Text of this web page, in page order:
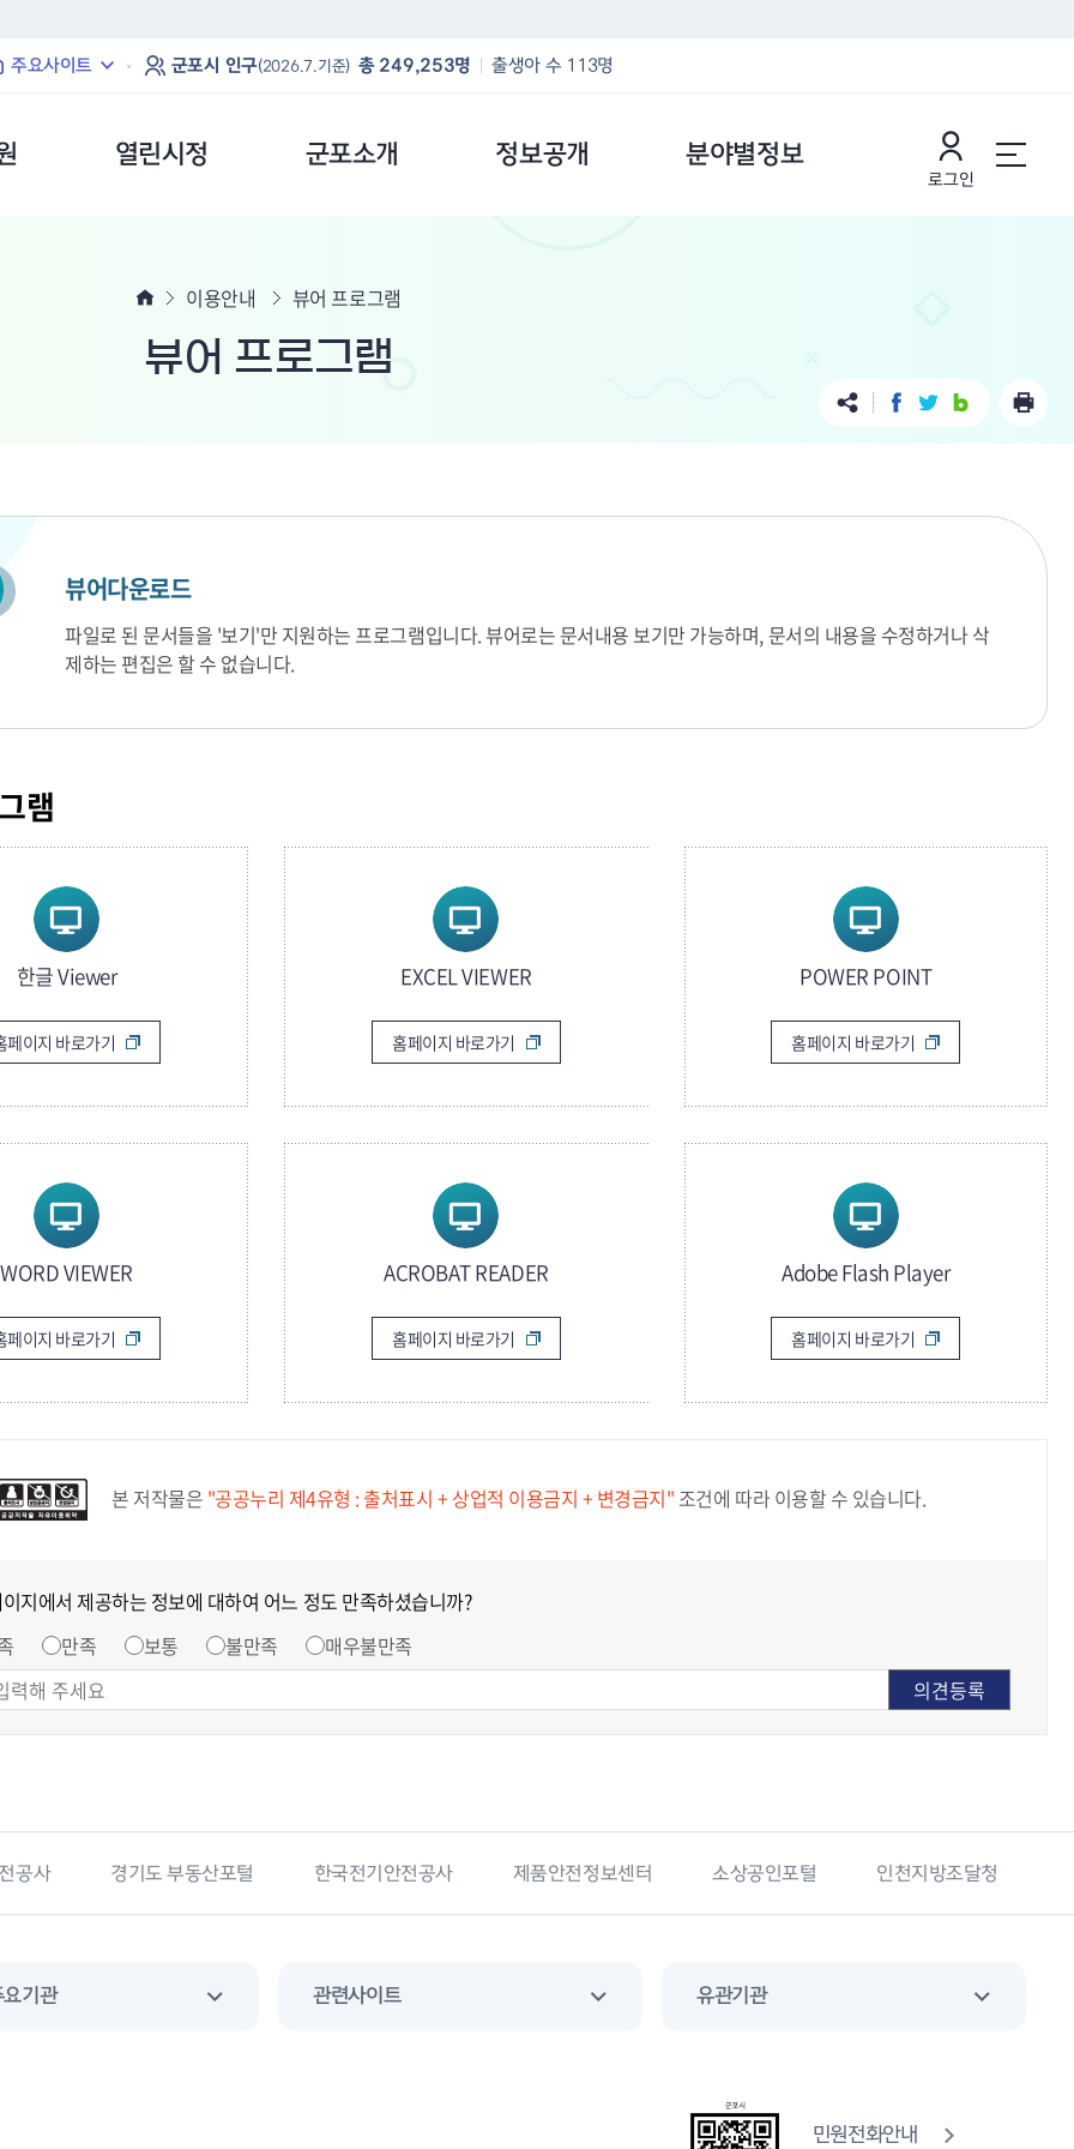
주요사이트 군포시 인구(2026.7.기준) 총 249,253명 출생아 수 113명
열린시정 군포소개 정보공개 분야별정보
로그인
이용안내 뷰어 프로그램
뷰어 프로그램
뷰어다운로드
파일로 된 문서들을 '보기'만 지원하는 프로그램입니다. 뷰어로는 문서내용 보기만 가능하며, 문서의 내용을 수정하거나 삭
제하는 편집은 할 수 없습니다.
램
한글 Viewer
페이지 바로가기
EXCEL VIEWER
홈페이지 바로가기
POWER POINT
홈페이지 바로가기
WORD VIEWER
페이지 바로가기
ACROBAT READER
홈페이지 바로가기
Adobe Flash Player
홈페이지 바로가기
본 저작물은 "공공누리 제4유형 : 출처표시 + 상업적 이용금지 + 변경금지" 조건에 따라 이용할 수 있습니다.
지에서 제공하는 정보에 대하여 어느 정도 만족하셨습니까?
만족 보통 불만족 매우불만족
공사 경기도 부동산포털 한국전기안전공사 제품안전정보센터 소상공인포털 인천지방조달청
기관 관련사이트 유관기관
민원전화안내